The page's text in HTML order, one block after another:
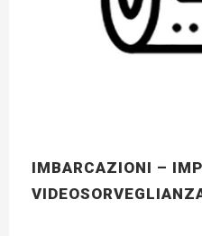
IMBARCAZIONI –